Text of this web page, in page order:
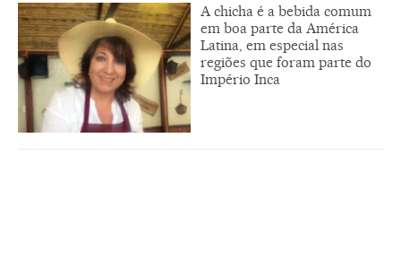
A chicha é a bebida comum
em boa parte da América
Latina, em especial nas
regiões que foram parte do
Império Inca